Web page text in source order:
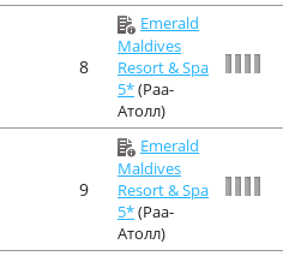
8
Emerald
Maldives
Resort & Spa
5*(Раа-
Атолл)
9
Emerald
Maldives
Resort & Spa
5*(Раа-
Атолл)